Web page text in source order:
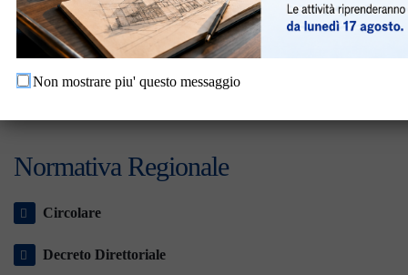
normativa, Nazionale, Regionale è
costantemente aggiornata.
Normativa Regionale
Circolare
Decreto Direttoriale
Non mostrare piu' questo messaggio